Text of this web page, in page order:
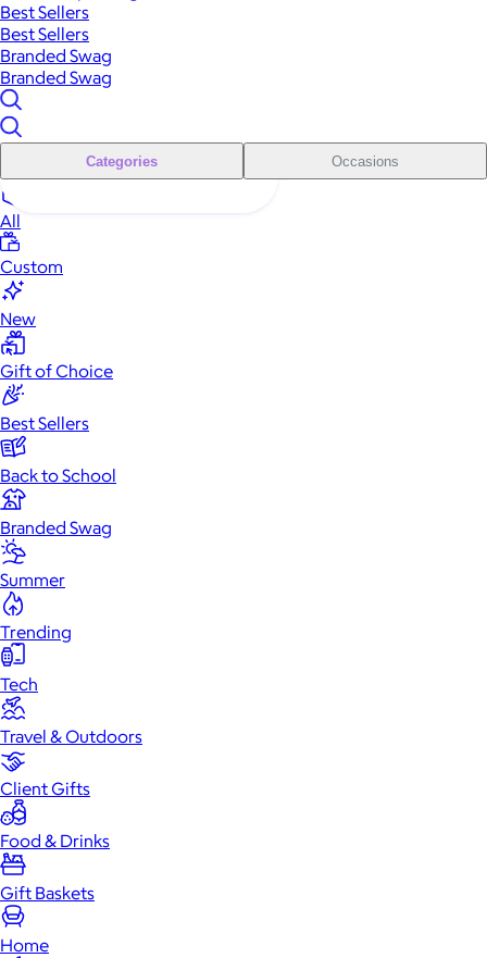
Best Sellers
Best Sellers
Branded Swag
Branded Swag
Categories Occasions
All
Custom
New
Gift of Choice
Best Sellers
Back to School
Branded Swag
Summer
Trending
Tech
Travel & Outdoors
Client Gifts
Food & Drinks
Gift Baskets
Home